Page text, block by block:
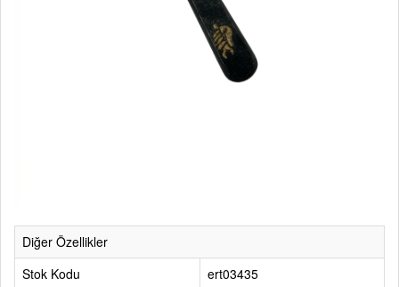
Diğer Özellikler
Stok Kodu
ert03435